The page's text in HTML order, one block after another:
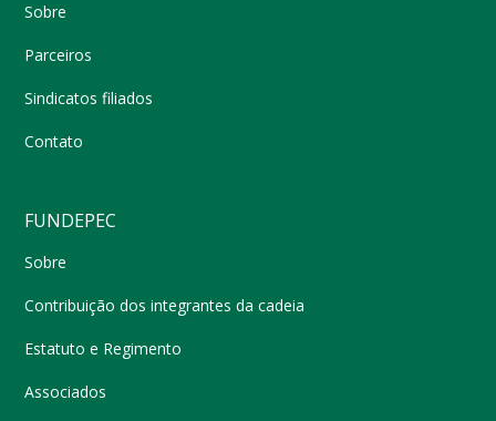
Sobre
Parceiros
Sindicatos filiados
Contato
FUNDEPEC
Sobre
Contribuição dos integrantes da cadeia
Estatuto e Regimento
Associados